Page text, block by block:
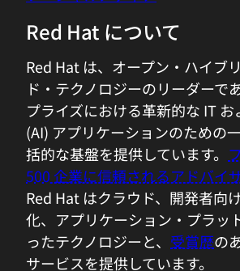
トレーニングに関するお問い合わ
Red Hat について
Red Hat は、オープン・ハイブ
ド・テクノロジーのリーダーで
プライズにおける革新的な IT お
(AI) アプリケーションのための
括的な基盤を提供しています。
500 企業に信頼されるアドバイ
Red Hat はクラウド、開発者向